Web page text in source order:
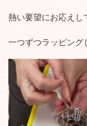
熱い要望にお応えし
一つずつラッピング